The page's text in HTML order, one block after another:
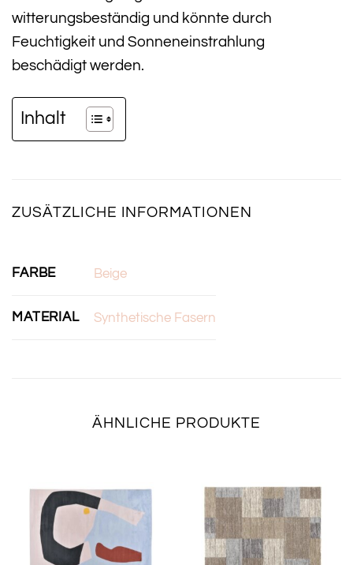
witterungsbeständig und könnte durch
Feuchtigkeit und Sonneneinstrahlung
beschädigt werden.
Inhalt
ZUSÄTZLICHE INFORMATIONEN
FARBE Beige
MATERIAL Synthetische Fasern
ÄHNLICHE PRODUKTE